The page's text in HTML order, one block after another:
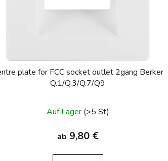
plate for FCC socket outlet 2gang Berker
Q.1/Q.3/Q.7/Q9
Auf Lager (>5 St)
ab 9,80 €